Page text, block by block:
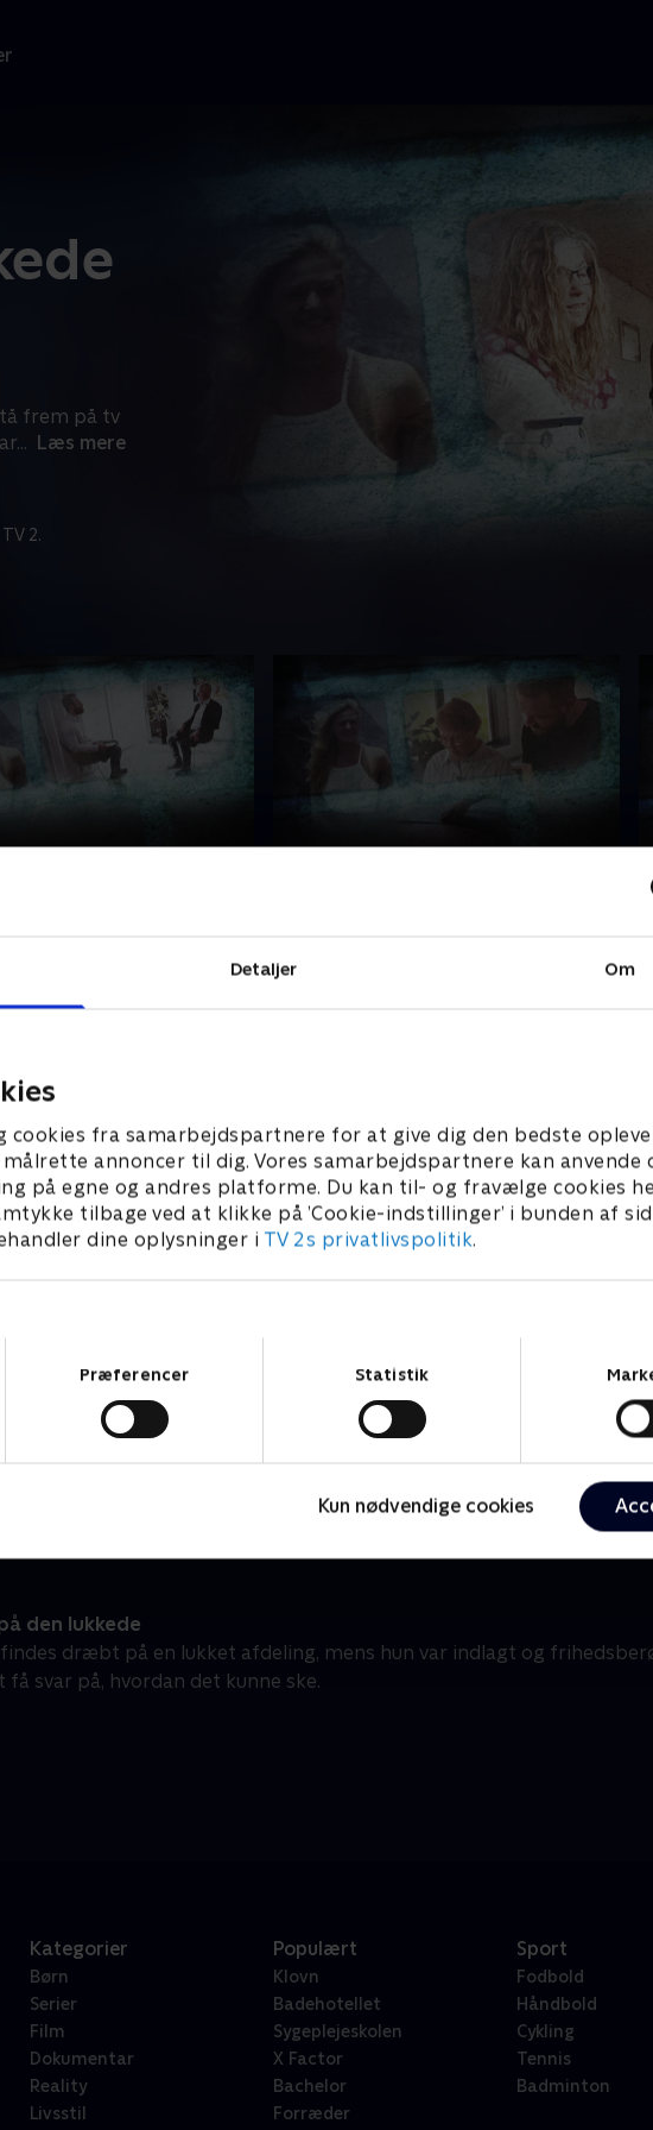
Detaljer Om
cookies fra samarbejdspartnere for at give dig den bedste
annoncer til dig. Vores samarbejdspartnere kan anvende
på egne og andres platforme. Du kan til- og fravælge cookies
tilbage ved at klikke på ’Cookie-indstillinger’ i bunden af
dine oplysninger i TV 2s privatlivspolitik.
Præferencer Statistik
Kun nødvendige cookies
frem på tv
... Læs mere
2.
efterforskningsmaterialet gemmer
Opråb fra sygehuset
den lukkede
findes dræbt på en lukket afdeling, mens hun var indlagt og
få svar på, hvordan det kunne ske.
Kategorier
Børn
Serier
Film
Dokumentar
Reality
Livsstil
Populært
Klovn
Badehotellet
Sygeplejeskolen
X Factor
Bachelor
Forræder
Sport
Fodbold
Håndbold
Cykling
Tennis
Badminton